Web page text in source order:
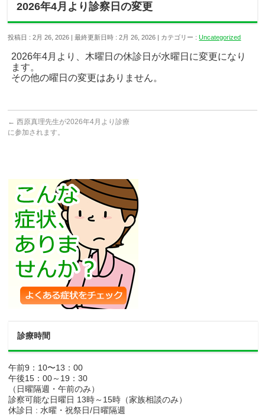
2026年4月より診察日の変更
投稿日 : 2月 26, 2026 最終更新日時 : 2月 26, 2026 カテゴリー :Uncategorized
2026年4月より、木曜日の休診日が水曜日に変更になり
ます。
その他の曜日の変更はありません。
← 西原真理先生が2026年4月より診療
に参加されます。
診療時間
午前9：10〜13：00
午後15：00～19：30
（日曜隔週・午前のみ）
診察可能な日曜日 13時～15時（家族相談のみ）
休診日 : 水曜・祝祭日/日曜隔週